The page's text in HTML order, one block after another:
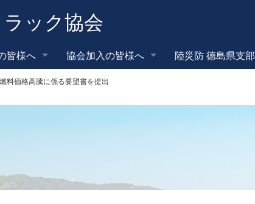
ック協会
皆様へ 協会加入の皆様へ 陸災防 徳島県支部
料価格高騰に係る要望書を提出